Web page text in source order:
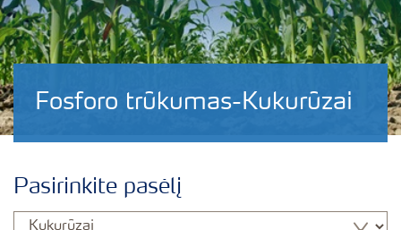
Fosforo trūkumas-Kukurūzai
Pasirinkite pasėlį